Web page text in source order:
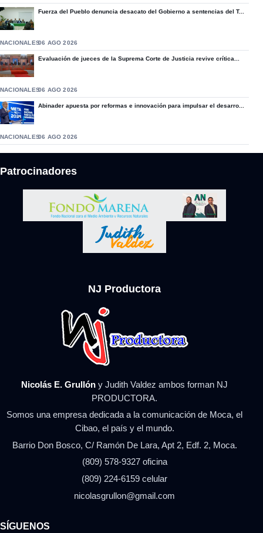
Fuerza del Pueblo denuncia desacato del Gobierno a sentencias del T...
NACIONALES06 AGO 2026
Evaluación de jueces de la Suprema Corte de Justicia revive crítica...
NACIONALES06 AGO 2026
Abinader apuesta por reformas e innovación para impulsar el desarro...
NACIONALES06 AGO 2026
Patrocinadores
NJ Productora
Nicolás E. Grullón y Judith Valdez ambos forman NJ
PRODUCTORA.
Somos una empresa dedicada a la comunicación de Moca, el
Cibao, el país y el mundo.
Barrio Don Bosco, C/ Ramón De Lara, Apt 2, Edf. 2, Moca.
(809) 578-9327 oficina
(809) 224-6159 celular
nicolasgrullon@gmail.com
SÍGUENOS